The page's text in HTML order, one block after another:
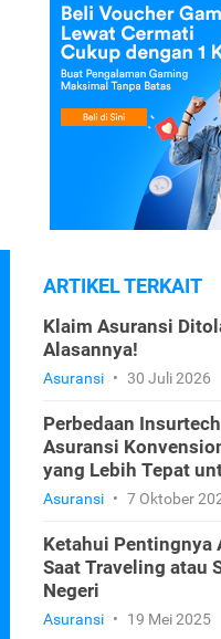
ARTIKEL TERKAIT
Klaim Asuransi
Alasannya!
Asuransi • 30 Juli 2026
Perbedaan
Asuransi
yang Lebih Tepat
Asuransi • 7 Oktober
Ketahui Pentingnya
Saat Traveling atau
Negeri
Asuransi • 19 Mei 2025